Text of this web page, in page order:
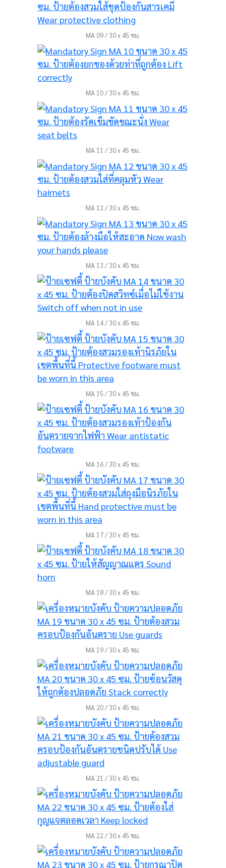
MA 09 / 30 x 45 ซม.
MA 10 / 30 x 45 ซม.
MA 11 / 30 x 45 ซม.
MA 12 / 30 x 45 ซม.
MA 13 / 30 x 45 ซม.
MA 14 / 30 x 45 ซม.
MA 15 / 30 x 45 ซม.
MA 16 / 30 x 45 ซม.
MA 17 / 30 x 45 ซม.
MA 18 / 30 x 45 ซม.
MA 19 / 30 x 45 ซม.
MA 20 / 30 x 45 ซม.
MA 21 / 30 x 45 ซม.
MA 22 / 30 x 45 ซม.